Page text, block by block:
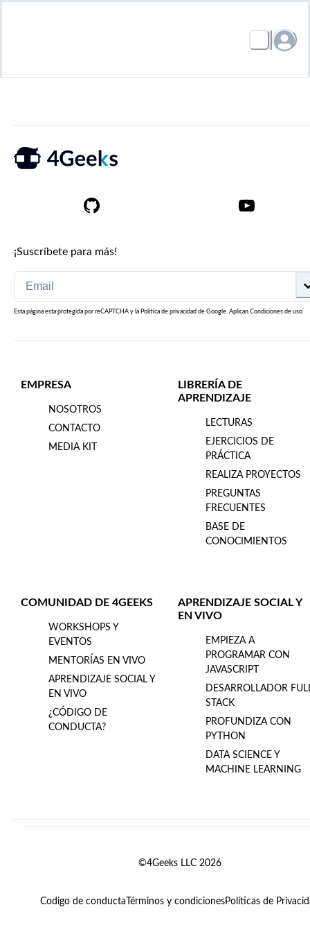
¡Suscríbete para más!
Esta página esta protegida por reCAPTCHA y la Política de privacidad de Google. Aplican Condiciones de uso
EMPRESA
NOSOTROS
CONTACTO
MEDIA KIT
LIBRERÍA DE
APRENDIZAJE
LECTURAS
EJERCICIOS DE
PRÁCTICA
REALIZA PROYECTOS
PREGUNTAS
FRECUENTES
BASE DE
CONOCIMIENTOS
COMUNIDAD DE 4GEEKS
WORKSHOPS Y
EVENTOS
MENTORÍAS EN VIVO
APRENDIZAJE SOCIAL Y
EN VIVO
¿CÓDIGO DE
CONDUCTA?
APRENDIZAJE SOCIAL Y
EN VIVO
EMPIEZA A
PROGRAMAR CON
JAVASCRIPT
DESARROLLADOR
STACK
PROFUNDIZA CON
PYTHON
DATA SCIENCE Y
MACHINE LEARNING
©4Geeks LLC 2026
Codigo de conducta Términos y condicionesPolíticas de